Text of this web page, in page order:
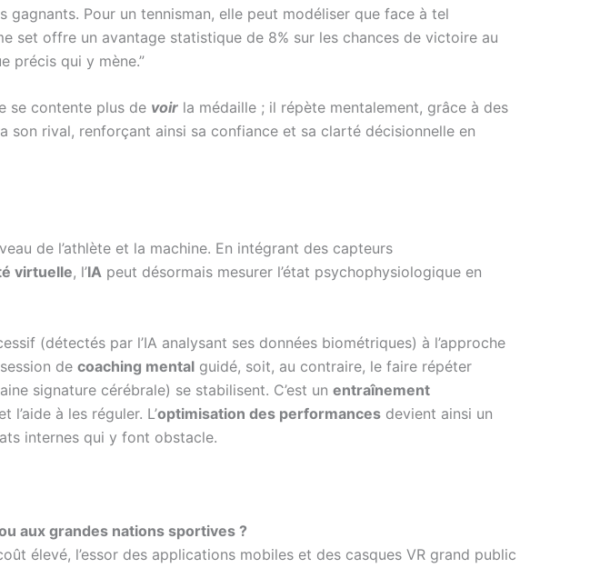
gagnants. Pour un tennisman, elle peut modéliser que face à tel
set offre un avantage statistique de 8% sur les chances de victoire au
précis qui y mène.”
se contente plus de voir la médaille ; il répète mentalement, grâce à des
rival, renforçant ainsi sa confiance et sa clarté décisionnelle en
de l’athlète et la machine. En intégrant des capteurs
virtuelle, l’IA peut désormais mesurer l’état psychophysiologique en
(détectés par l’IA analysant ses données biométriques) à l’approche
de coaching mental guidé, soit, au contraire, le faire répéter
signature cérébrale) se stabilisent. C’est un entraînement
l’aide à les réguler. L’optimisation des performances devient ainsi un
internes qui y font obstacle.
aux grandes nations sportives ?
élevé, l’essor des applications mobiles et des casques VR grand public